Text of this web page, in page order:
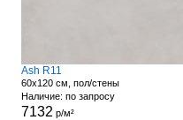
Ash R11
60x120 см, пол/стены
Наличие: по запросу
7132 р/м²